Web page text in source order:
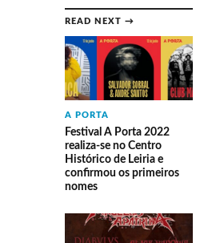
READ NEXT →
A PORTA
Festival A Porta 2022
realiza-se no Centro
Histórico de Leiria e
confirmou os primeiros
nomes